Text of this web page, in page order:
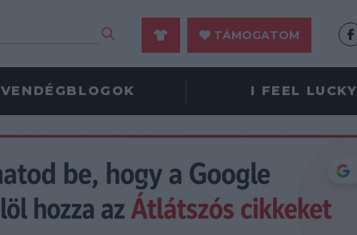
TÁMOGATOM
VENDÉGBLOGOK I FEEL LUCKY